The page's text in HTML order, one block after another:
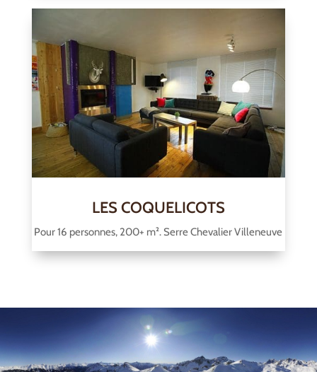
LES COQUELICOTS
Pour 16 personnes, 200+ m². Serre Chevalier Villeneuve